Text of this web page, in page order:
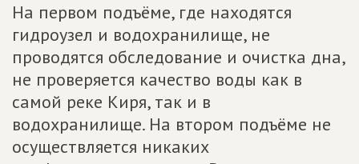
На первом подъёме, где находятся
гидроузел и водохранилище, не
проводятся обследование и очистка дна,
не проверяется качество воды как в
самой реке Киря, так и в
водохранилище. На втором подъёме не
осуществляется никаких